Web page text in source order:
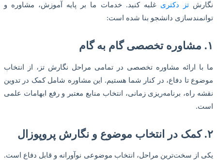
نگارشتز دکتری غلبه کنید. خدمات ما بر پایه آموزش، مشاوره و
توانمندسازی دانشجو بنا شده است:
۱. مشاوره تخصصی گام به گام
ما با ارائه مشاوره تخصصی در تمامی مراحل نگارش تز، از انتخاب
موضوع تا دفاع، در کنار شما هستیم. این مشاوره شامل کمک در تدوین
نقشه راه، برنامه‌ریزی زمانی، انتخاب منابع معتبر و رفع ابهامات علمی
است.
۲. کمک در انتخاب موضوع و نگارش پروپوزال
یکی از سخت‌ترین مراحل، انتخاب موضوعی نوآورانه و قابل دفاع است.